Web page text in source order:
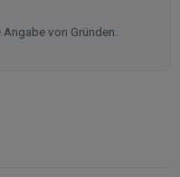
von Gründen.